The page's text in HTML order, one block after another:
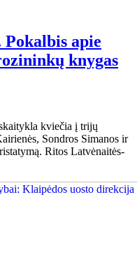
apie
knygas
kviečia į trijų
Sondros Simanos ir
Ritos Latvėnaitės-